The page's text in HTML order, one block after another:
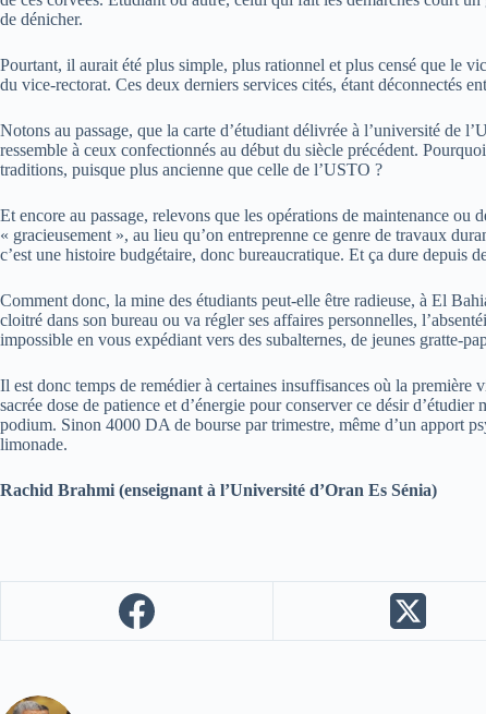
de dénicher.
Pourtant, il aurait été plus simple, plus rationnel et plus censé que le
du vice-rectorat. Ces deux derniers services cités, étant déconnectés
Notons au passage, que la carte d’étudiant délivrée à l’université de
ressemble à ceux confectionnés au début du siècle précédent.
traditions, puisque plus ancienne que celle de l’USTO ?
Et encore au passage, relevons que les opérations de maintenance
« gracieusement », au lieu qu’on entreprenne ce genre de travaux
c’est une histoire budgétaire, donc bureaucratique. Et ça dure depuis
Comment donc, la mine des étudiants peut-elle être radieuse, à El
cloitré dans son bureau ou va régler ses affaires personnelles,
impossible en vous expédiant vers des subalternes, de jeunes gratte-
Il est donc temps de remédier à certaines insuffisances où la première
sacrée dose de patience et d’énergie pour conserver ce désir
podium. Sinon 4000 DA de bourse par trimestre, même d’un apport
limonade.
Rachid Brahmi (enseignant à l’Université d’Oran Es Sénia)